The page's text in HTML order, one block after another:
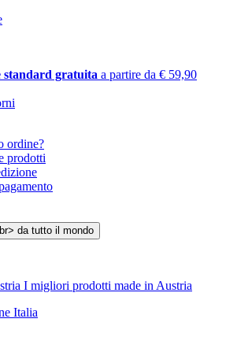
standard gratuita a partire da € 59,90
ordine?
prodotti
I migliori prodotti made in Austria